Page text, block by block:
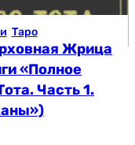
Таро
Жрица
«Полное
Часть 1.